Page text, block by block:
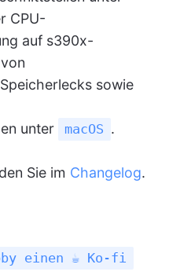
CPU-
auf s390x-
sowie
unter
macOS .
Sie im Changelog.
einen ☕ Ko-fi